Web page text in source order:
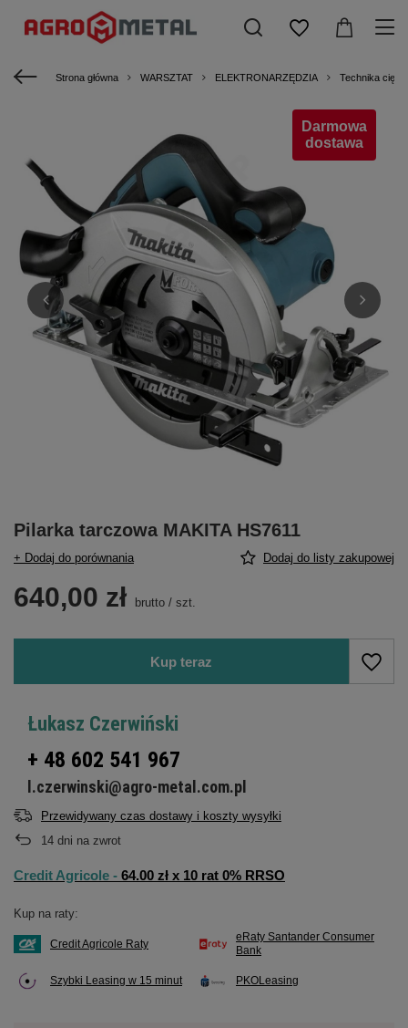
Strona główna WARSZTAT ELEKTRONARZĘDZIA Technika cięcia
Darmowa
dostawa
Pilarka tarczowa MAKITA HS7611
+ Dodaj do porównania Dodaj do listy zakupowej
640,00 zł brutto / szt.
Kup teraz
Łukasz Czerwiński
+ 48 602 541 967
l.czerwinski@agro-metal.com.pl
Przewidywany czas dostawy i koszty wysyłki
14 dni na zwrot
Credit Agricole - 64.00 zł x 10 rat 0% RRSO
Kup na raty:
Credit Agricole Raty
eRaty Santander Consumer
Bank
Szybki Leasing w 15 minut PKOLeasing